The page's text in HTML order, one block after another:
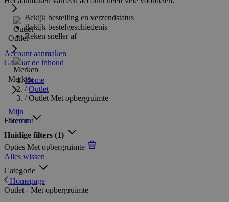
Outlet
Merken
Mijn
account
Bekijk bestelling en verzendstatus
Bekijk bestelgeschiedenis
Reken sneller af
Account aanmaken
Ga naar de inhoud
Home
/ Outlet
/ Outlet Met opbergruimte
Filteren
Huidige filters (1)
Opties Met opbergruimte
Alles wissen
Categorie
Homepage
Outlet - Met opbergruimte